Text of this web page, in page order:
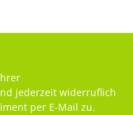
jederzeit widerruflich
per E-Mail zu.